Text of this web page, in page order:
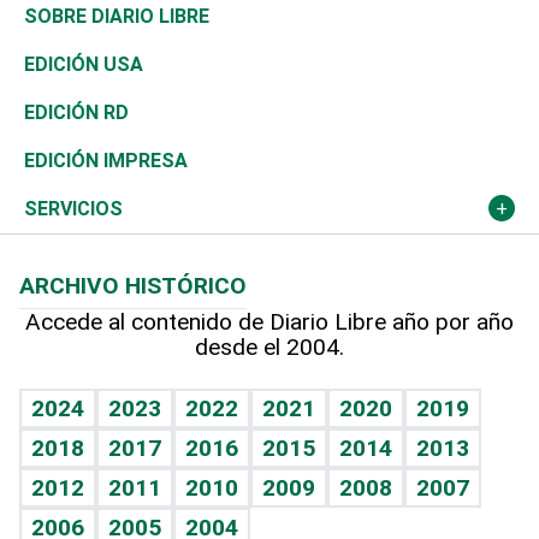
José Boquete
Reportajes
Asia
África
Ocenanía
Caribe
Resto del mundo
Consumo
Vivienda
Telecom.
Global y variable
Economía personal
Belleza
Buena Vida
Sociales
Novedades
Podcast Arte Libre
Hablando con el pediatra
Vida y familia
Eñe
Celebrando la vida
Golf
Ciclismo
Tenis
Olimpismo
Más deportes
Línea de hit
TBT Deportivo
De buena tinta
En Directo
El Espía
Noticiero Poteleche
Columnistas
Más firmas
Clima
Tecnología
Historia
Martes de tecnología
Cambio climático
Mundo
Economía
Revista
Deportes
Opinión
Hecho en casa
Guía del dinero
SOBRE DIARIO LIBRE
EDICIÓN USA
EDICIÓN RD
EDICIÓN IMPRESA
SERVICIOS
Cumpleaños
Horóscopos
Crucigramas
ARCHIVO HISTÓRICO
Accede al contenido de Diario Libre año por año
desde el 2004.
2024 2023 2022 2021 2020
2019
2018
2017 2016 2015 2014
2013
2012
2011 2010 2009 2008
2007
2006
2005 2004